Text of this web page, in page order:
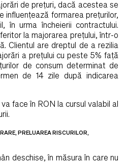
de preţuri, dacă acestea se
influenţează formarea preţurilor,
în urma încheierii contractului.
la majorarea preţului, într-o
Clientul are dreptul de a rezilia
a preţului cu peste 5% faţă
de consum determinat de
de 14 zile după indicarea
face în RON la cursul valabil al
PRELUAREA RISCURILOR,
deschise, în măsura în care nu